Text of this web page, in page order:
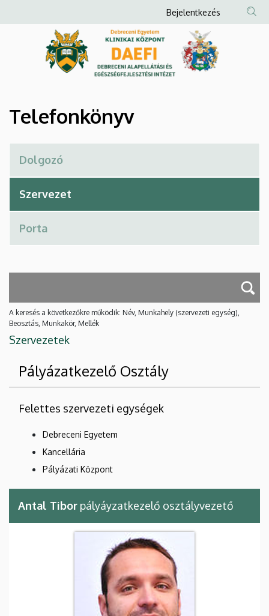
Debreceni
és
Egészségfejlesztési
Intézet
a
Anonim
Felhasználói
fiók
menüje
Bejelentkezés
Telefonkönyv
A keresés a következőkre működik: Név, Munkahely (szervezeti egység),
Beosztás, Munkakör, Mellék
Szervezetek
Pályázatkezelő Osztály
Felettes szervezeti egységek
Debreceni Egyetem
Kancellária
Pályázati Központ
Antal Tibor pályáyzatkezelő osztályvezető